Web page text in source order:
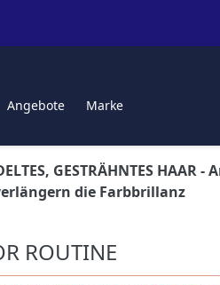
Angebote Marke
GESTRÄHNTES HAAR-
die Farbbrillanz
ROUTINE